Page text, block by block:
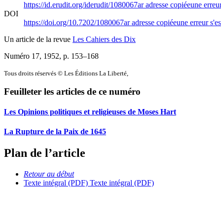
https://id.erudit.org/iderudit/1080067aradresse copiéeune
DOI
https://doi.org/10.7202/1080067aradresse copiéeune erreur
Un article de la revue Les Cahiers des Dix
Numéro 17, 1952, p. 153–168
Tous droits réservés © Les Éditions La Liberté,
Feuilleter les articles de ce numéro
Les Opinions politiques et religieuses de Moses Hart
La Rupture de la Paix de 1645
Plan de l’article
Retour au début
Texte intégral (PDF) Texte intégral (PDF)